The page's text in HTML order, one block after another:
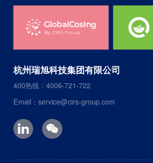
杭州瑞旭科技集团有限公司
400热线：4006-721-722
Email：service@cirs-group.com